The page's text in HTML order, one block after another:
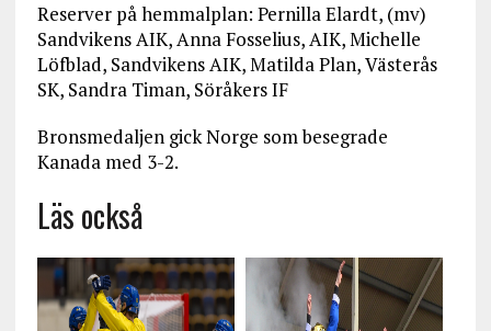
Reserver på hemmalplan: Pernilla Elardt, (mv)
Sandvikens AIK, Anna Fosselius, AIK, Michelle
Löfblad, Sandvikens AIK, Matilda Plan, Västerås
SK, Sandra Timan, Söråkers IF
Bronsmedaljen gick Norge som besegrade
Kanada med 3-2.
Läs också